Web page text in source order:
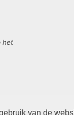
van de
het